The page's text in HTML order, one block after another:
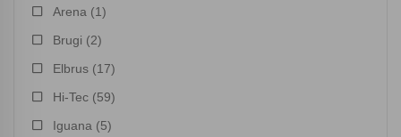
Arena (1)
Brugi (2)
Elbrus (17)
Hi-Tec (59)
Iguana (5)